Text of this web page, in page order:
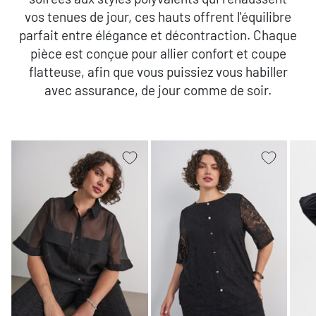
vos tenues de jour, ces hauts offrent l'équilibre
parfait entre élégance et décontraction. Chaque
pièce est conçue pour allier confort et coupe
flatteuse, afin que vous puissiez vous habiller
avec assurance, de jour comme de soir.